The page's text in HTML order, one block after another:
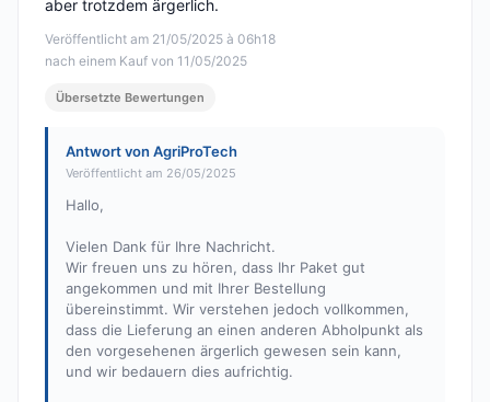
Veröffentlicht am 21/05/2025 à 06h18
nach einem Kauf von 11/05/2025
aber trotzdem ärgerlich.
Übersetzte Bewertungen
Antwort von AgriProTech
Veröffentlicht am 26/05/2025
Hallo,
Vielen Dank für Ihre Nachricht.
Wir freuen uns zu hören, dass Ihr Paket gut
angekommen und mit Ihrer Bestellung
übereinstimmt. Wir verstehen jedoch vollkommen,
dass die Lieferung an einen anderen Abholpunkt als
den vorgesehenen ärgerlich gewesen sein kann,
und wir bedauern dies aufrichtig.